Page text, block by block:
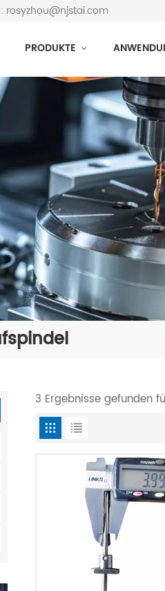
rosyzhou@njstai.com
PRODUKTE
3 Ergebnisse gefunden